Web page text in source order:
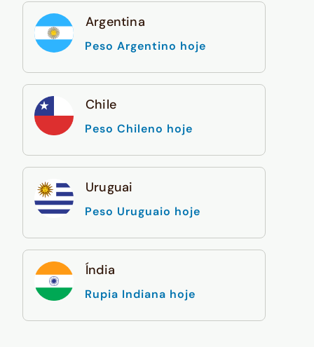
Argentina
Peso Argentino hoje
Chile
Peso Chileno hoje
Uruguai
Peso Uruguaio hoje
Índia
Rupia Indiana hoje